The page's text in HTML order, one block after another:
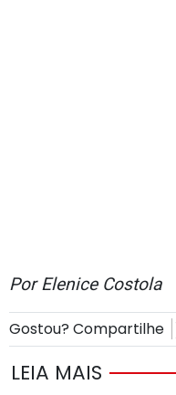
Por Elenice Costola
Gostou? Compartilhe
LEIA MAIS